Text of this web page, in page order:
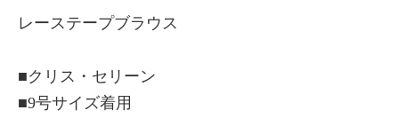
レーステープブラウス
■クリス・セリーン
■9号サイズ着用